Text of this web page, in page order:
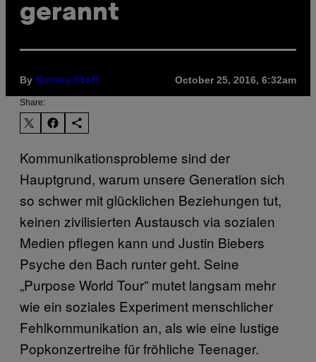
gerannt
By Noisey Staff October 25, 2016, 6:32am
Share:
Kommunikationsprobleme sind der
Hauptgrund, warum unsere Generation sich
so schwer mit glücklichen Beziehungen tut,
keinen zivilisierten Austausch via sozialen
Medien pflegen kann und Justin Biebers
Psyche den Bach runter geht. Seine
„Purpose World Tour” mutet langsam mehr
wie ein soziales Experiment menschlicher
Fehlkommunikation an, als wie eine lustige
Popkonzertreihe für fröhliche Teenager.